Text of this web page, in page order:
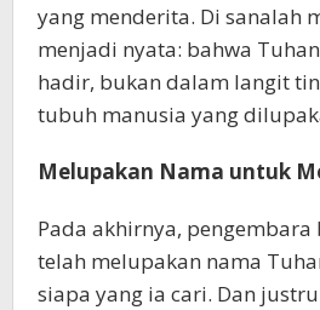
yang menderita. Di sanalah
menjadi nyata: bahwa
hadir, bukan dalam langit
tubuh manusia yang
Melupakan Nama untuk
Pada akhirnya, pengembara
telah melupakan nama
siapa yang ia cari. Dan